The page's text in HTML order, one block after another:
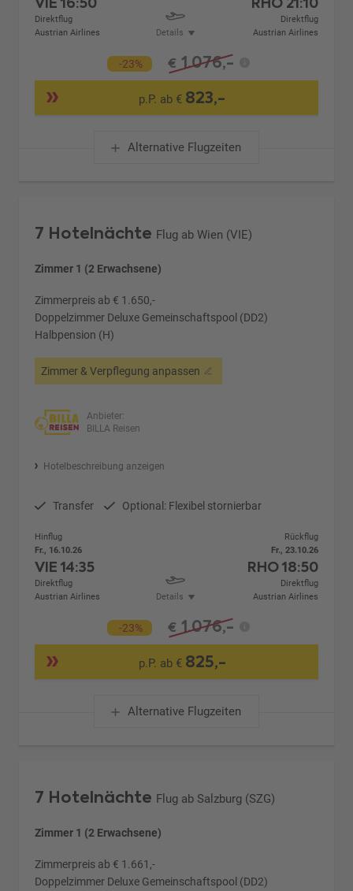
Direktflug
Austrian Airlines
Details
Direktflug
Austrian Airlines
-23% € 1.076,-
p.P. ab € 823,-
Alternative Flugzeiten
7 Hotelnächte Flug ab Wien (VIE)
Zimmer 1 (2 Erwachsene)
Zimmerpreis ab € 1.650,-
Doppelzimmer Deluxe Gemeinschaftspool (DD2)
Halbpension (H)
Zimmer & Verpflegung anpassen
Anbieter:
BILLA Reisen
Hotelbeschreibung anzeigen
Transfer Optional: Flexibel stornierbar
Hinflug
Fr., 16.10.26
VIE14:35
Direktflug
Austrian Airlines
Details
Rückflug
Fr., 23.10.26
RHO18:50
Direktflug
Austrian Airlines
-23% € 1.076,-
p.P. ab € 825,-
Alternative Flugzeiten
7 Hotelnächte Flug ab Salzburg (SZG)
Zimmer 1 (2 Erwachsene)
Zimmerpreis ab € 1.661,-
Doppelzimmer Deluxe Gemeinschaftspool (DD2)